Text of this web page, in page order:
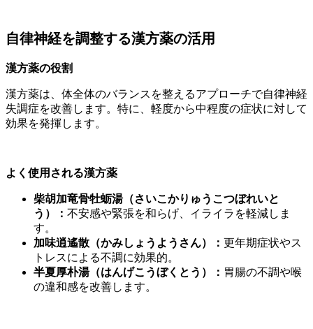
自律神経を調整する漢方薬の活用
漢方薬の役割
漢方薬は、体全体のバランスを整えるアプローチで自律神経
失調症を改善します。特に、軽度から中程度の症状に対して
効果を発揮します。
よく使用される漢方薬
柴胡加竜骨牡蛎湯（さいこかりゅうこつぼれいと
う）： 不安感や緊張を和らげ、イライラを軽減しま
す。
加味逍遙散（かみしょうようさん）： 更年期症状やス
トレスによる不調に効果的。
半夏厚朴湯（はんげこうぼくとう）： 胃腸の不調や喉
の違和感を改善します。